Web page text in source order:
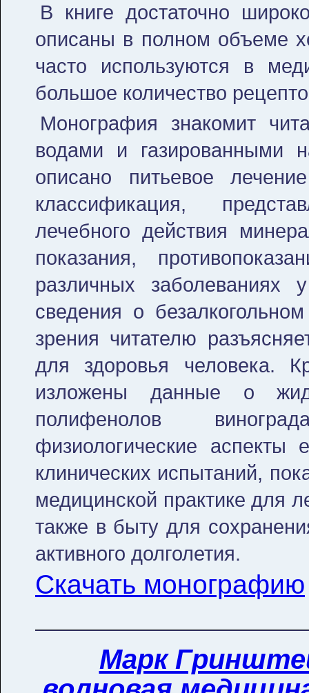
В книге достаточно
описаны в полном объеме
часто используются в
большое количество
Монография знакомит
водами и газированными
описано питьевое
классификация,
лечебного действия
показания,
различных заболеваниях
сведения о
зрения читателю
для здоровья человека.
изложены данные о
полифенолов
физиологические аспекты
клинических испытаний,
медицинской практике для
также в быту для
активного долголетия.
Скачать монографию
Марк